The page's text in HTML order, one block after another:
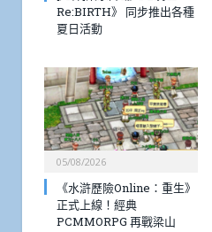
Re:BIRTH》 同步推出各種
夏日活動
05/08/2026
《水滸歷險Online：重生》
正式上線！經典
PCMMORPG 再戰梁山